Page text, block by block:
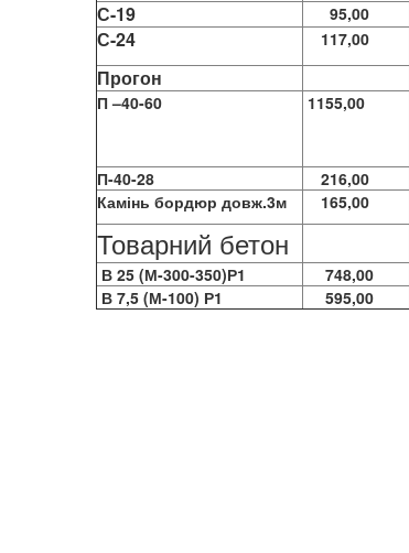
С-19 95,00
С-24 117,00
Прогон
П –40-60
1155,00
П-40-28 216,00
Камінь бордюр довж.3м
165,00
Товарний бетон
В 25 (М-300-350)Р1 748,00
В 7,5 (М-100) Р1
595,00